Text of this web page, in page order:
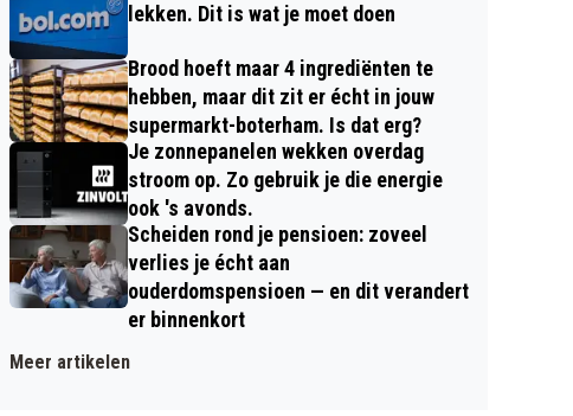
lekken. Dit is wat je moet doen
Brood hoeft maar 4 ingrediënten te
hebben, maar dit zit er écht in jouw
supermarkt-boterham. Is dat erg?
Je zonnepanelen wekken overdag
stroom op. Zo gebruik je die energie
ook 's avonds.
Scheiden rond je pensioen: zoveel
verlies je écht aan
ouderdomspensioen — en dit verandert
er binnenkort
Meer artikelen